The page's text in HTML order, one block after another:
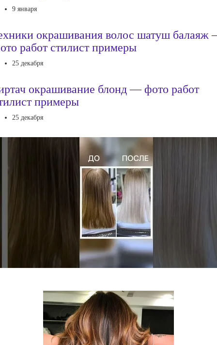
9 января
окрашивания волос шатуш балаяж
работ стилист примеры
25 декабря
окрашивание блонд — фото работ
примеры
25 декабря